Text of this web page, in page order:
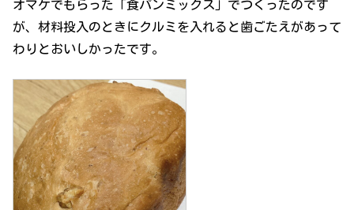
オマケでもらった「食パンミックス」でつくったのです
が、材料投入のときにクルミを入れると歯ごたえがあって
わりとおいしかったです。